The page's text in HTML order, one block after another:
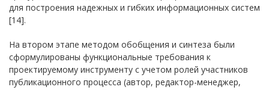
для построения надежных и гибких информационных систем
[14].
На втором этапе методом обобщения и синтеза были
сформулированы функциональные требования к
проектируемому инструменту с учетом ролей участников
публикационного процесса (автор, редактор-менеджер,